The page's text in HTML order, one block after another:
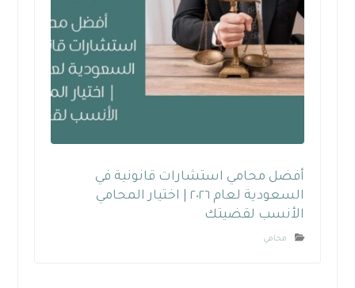
أفضل محامي استشارات قانونية في
السعودية لعام ٢٠٢٦ | اختيار المحامي
الأنسب لقضيتك
محامي